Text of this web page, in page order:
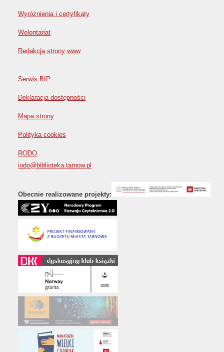
Wyróżnienia i certyfikaty
Wolontariat
Redakcja strony www
Serwis BIP
Deklaracja dostępności
Mapa strony
Polityka cookies
RODO
iodo@biblioteka.tarnow.pl
Obecnie realizowane projekty: